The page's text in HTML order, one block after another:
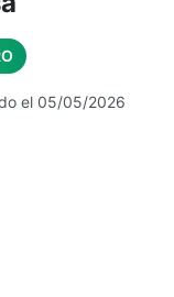
el 05/05/2026